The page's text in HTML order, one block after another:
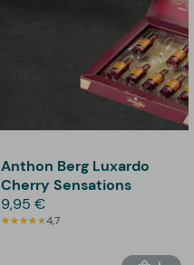
Anthon Berg Luxardo
Cherry Sensations
9,95 €
4,7